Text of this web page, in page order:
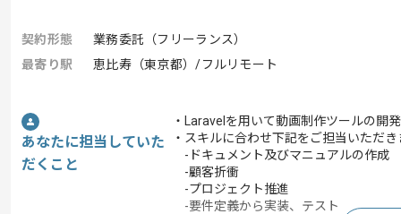
契約形態
業務委託（フリーランス）
最寄り駅
恵比寿（東京都）/フルリモート
あなたに担当していた
だくこと
・Laravelを用いて動画制作ツールの開
・スキルに合わせ下記をご担当いただき
-ドキュメント及びマニュアルの作成
-顧客折衝
-プロジェクト推進
-要件定義から実装、テスト